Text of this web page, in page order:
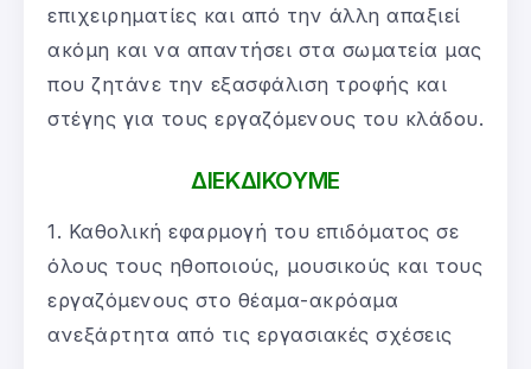
επιχειρηματίες και από την άλλη απαξιεί
ακόμη και να απαντήσει στα σωματεία μας
που ζητάνε την εξασφάλιση τροφής και
στέγης για τους εργαζόμενους του κλάδου.
ΔΙΕΚΔΙΚΟΥΜΕ
1. Καθολική εφαρμογή του επιδόματος σε
όλους τους ηθοποιούς, μουσικούς και τους
εργαζόμενους στο θέαμα-ακρόαμα
ανεξάρτητα από τις εργασιακές σχέσεις